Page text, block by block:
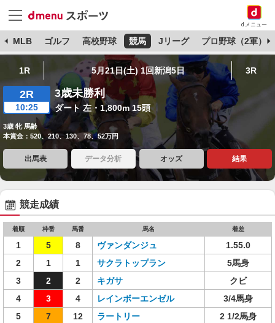
dメニュー
MLB ゴルフ 高校野球 競馬 Jリーグ プロ野球（2軍）
1R 5月21日(土) 1回新潟5日 3R
2R
10:25
3歳未勝利
ダート 左・1,800m 15頭
3歳 牝 馬齢
本賞金：520、210、130、78、52万円
出馬表 データ分析 オッズ 結果
競走成績
着順 枠番 馬番 馬名 着差
1 5 8 ヴァンダンジュ
1.55.0
2
1 1 サクラトップラン
5馬身
3
2 2 キガサ
クビ
4
3 4 レインボーエンゼル
3/4馬身
5
7 12 ラートリー
2 1/2馬身